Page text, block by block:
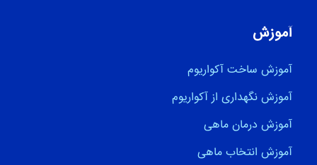
آموزش
آموزش ساخت آکواریوم
آموزش نگهداری از آکواریوم
آموزش درمان ماهی
آموزش انتخاب ماهی